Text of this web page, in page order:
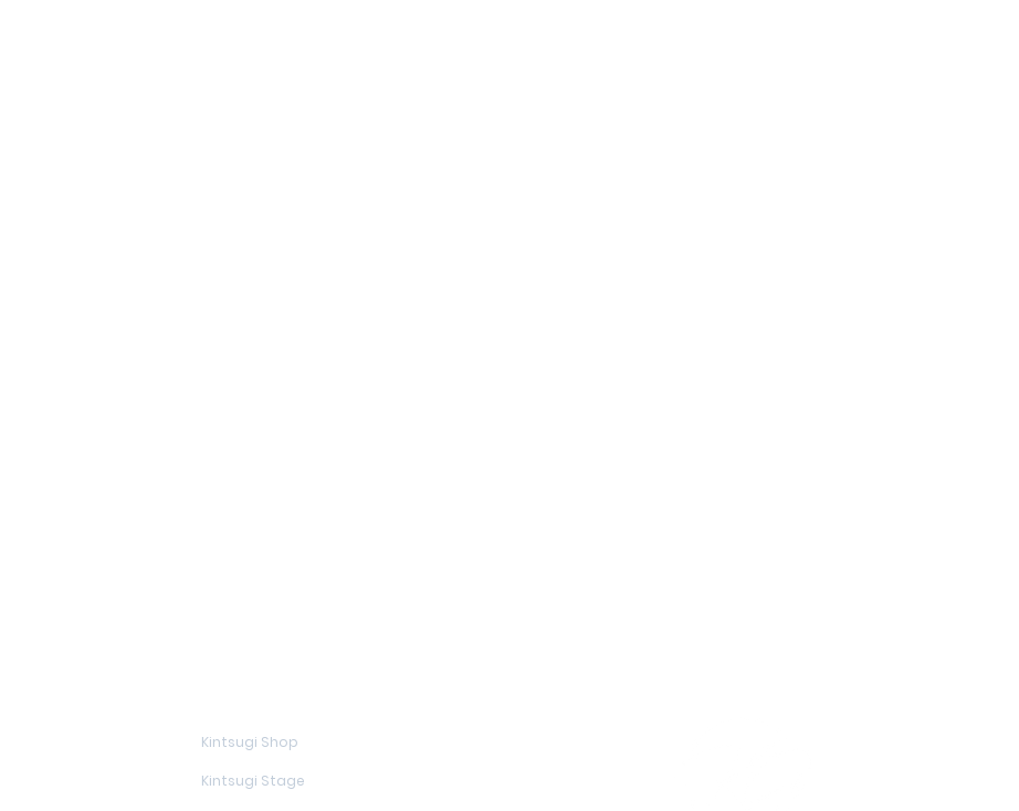
Kintsugi Shop
Kintsugi Stage